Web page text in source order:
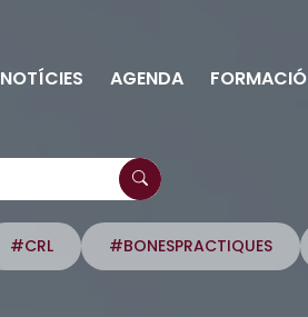
NOTÍCIES AGENDA FORMACIÓ
#CRL #BONESPRACTIQUES